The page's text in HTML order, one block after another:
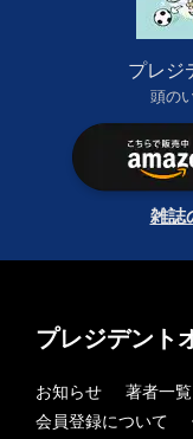
プレジ
頭の
雑誌
プレジデント
お知らせ 著者一覧
会員登録について